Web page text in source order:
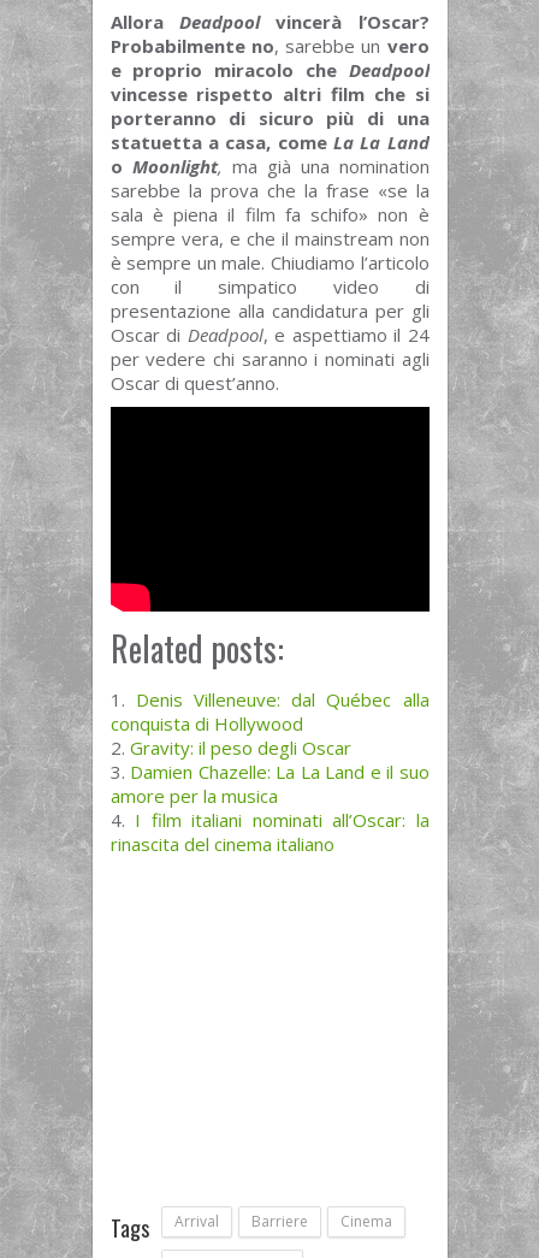
Allora Deadpoolvincerà l’Oscar?
Probabilmente no, sarebbe un vero
e proprio miracolo che Deadpool
vincesse rispetto altri film che si
porteranno di sicuro più di una
statuetta a casa, come La La Land
o Moonlight, ma già una nomination
sarebbe la prova che la frase «se la
sala è piena il film fa schifo» non è
sempre vera, e che il mainstream non
è sempre un male. Chiudiamo l’articolo
con il simpatico video di
presentazione alla candidatura per gli
Oscar di Deadpool, e aspettiamo il 24
per vedere chi saranno i nominati agli
Oscar di quest’anno.
Related posts:
Denis Villeneuve: dal Québec alla
conquista di Hollywood
Gravity: il peso degli Oscar
Damien Chazelle: La La Land e il suo
amore per la musica
I film italiani nominati all’Oscar: la
rinascita del cinema italiano
Tags Arrival Barriere Cinema